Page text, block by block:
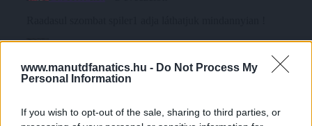
www.manutdfanatics.hu - Do Not Process My
Personal Information
If you wish to opt-out of the sale, sharing to third parties, or